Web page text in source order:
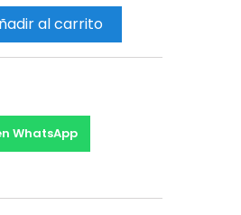
al carrito
WhatsApp